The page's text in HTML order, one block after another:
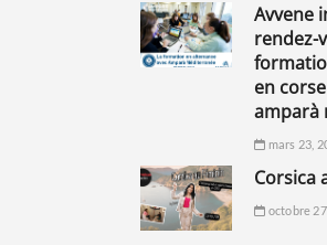
avvene in furmazione : le
rendez-
en
amparà
mars 23,
octobre